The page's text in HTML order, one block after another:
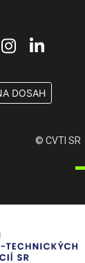
DOSAH
© CVTI SR